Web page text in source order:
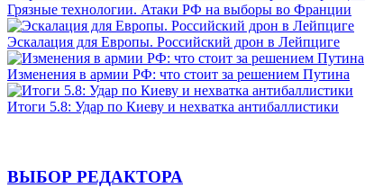
Грязные технологии. Атаки РФ на выборы во Франции
Эскалация для Европы. Российский дрон в Лейпциге
Изменения в армии РФ: что стоит за решением Путина
Итоги 5.8: Удар по Киеву и нехватка антибаллистики
ВЫБОР РЕДАКТОРА